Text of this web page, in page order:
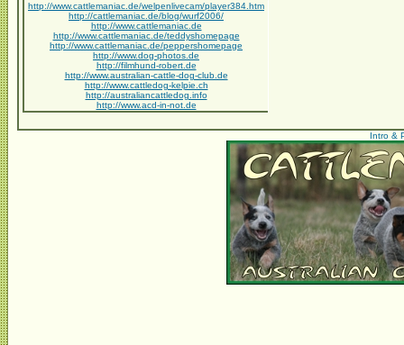
http://www.cattlemaniac.de/welpenlivecam/player384.htm
http://cattlemaniac.de/blog/wurf2006/
http://www.cattlemaniac.de
http://www.cattlemaniac.de/teddyshomepage
http://www.cattlemaniac.de/peppershomepage
http://www.dog-photos.de
http://filmhund-robert.de
http://www.australian-cattle-dog-club.de
http://www.cattledog-kelpie.ch
http://australiancattledog.info
http://www.acd-in-not.de
Intro &